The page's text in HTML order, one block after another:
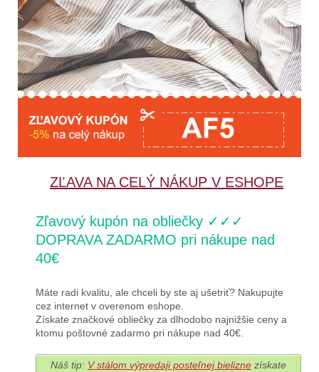
ZĽAVA NA CELÝ NÁKUP V ESHOPE
Zľavový kupón na obliečky ✓✓✓
DOPRAVA ZADARMO pri nákupe nad
40€
Máte radi kvalitu, ale chceli by ste aj ušetriť? Nakupujte
cez internet v overenom eshope.
Získate značkové obliečky za dlhodobo najnižšie ceny a
ktomu poštovné zadarmo pri nákupe nad 40€.
Náš tip: V stálom výpredaji posteľnej bielizne získate